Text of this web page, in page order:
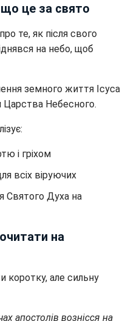
що це за свято
те, як після свого
на небо, щоб
земного життя Ісуса
Царства Небесного.
і гріхом
всіх віруючих
Святого Духа на
на
коротку, але сильну
апостолів вознісся на